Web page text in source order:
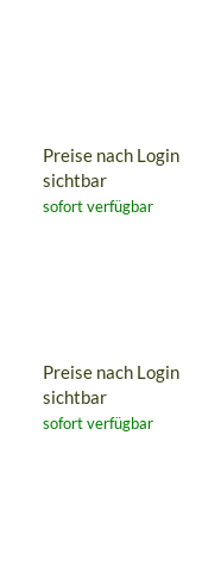
Preise nach Login
sichtbar
sofort verfügbar
Preise nach Login
sichtbar
sofort verfügbar